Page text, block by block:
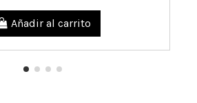
Añadir al carrito